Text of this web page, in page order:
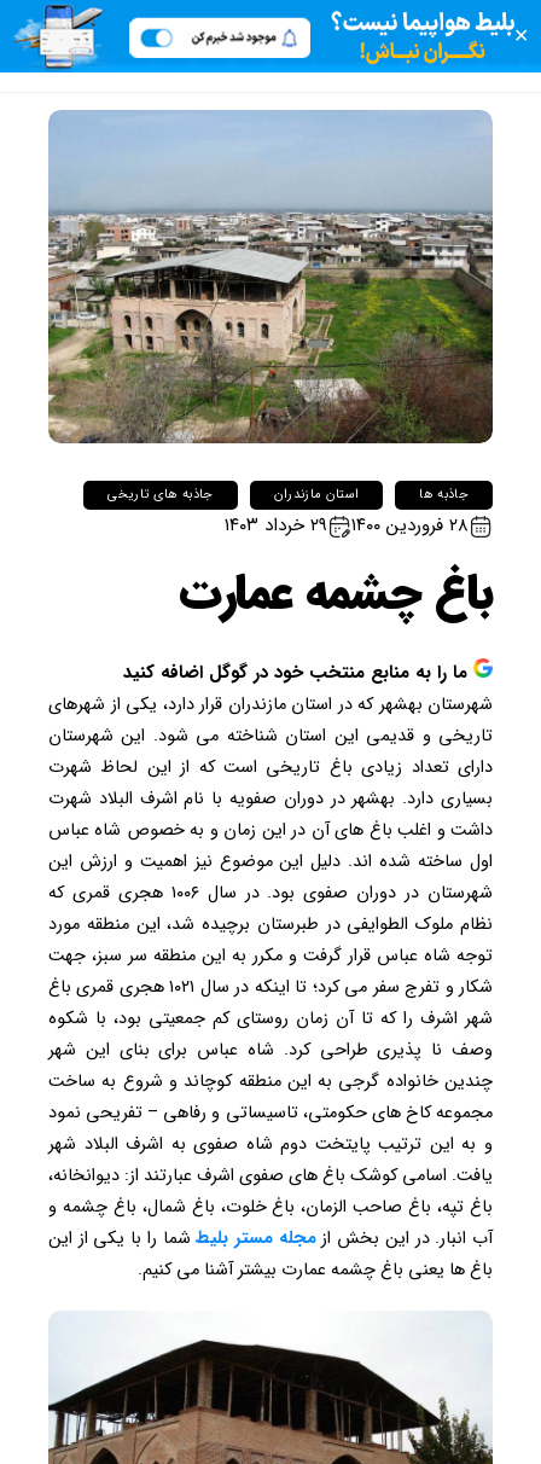
✕
جاذبه ها استان مازندران جاذبه های تاریخی
۲۸ فروردین ۱۴۰۰ ۲۹ خرداد ۱۴۰۳
باغ چشمه عمارت
ما را به منابع منتخب خود در گوگل اضافه کنید
شهرستان بهشهر که در استان مازندران قرار دارد، یکی از شهرهای
تاریخی و قدیمی این استان شناخته می شود. این شهرستان
دارای تعداد زیادی باغ تاریخی است که از این لحاظ شهرت
بسیاری دارد. بهشهر در دوران صفویه با نام اشرف البلاد شهرت
داشت و اغلب باغ های آن در این زمان و به خصوص شاه عباس
اول ساخته شده اند. دلیل این موضوع نیز اهمیت و ارزش این
شهرستان در دوران صفوی بود. در سال ۱۰۰۶ هجری قمری که
نظام ملوک الطوایفی در طبرستان برچیده شد، این منطقه مورد
توجه شاه عباس قرار گرفت و مکرر به این منطقه سر سبز، جهت
شکار و تفرج سفر می کرد؛ تا اینکه در سال ۱۰۲۱ هجری قمری باغ
شهر اشرف را که تا آن زمان روستای کم جمعیتی بود، با شکوه
وصف نا پذیری طراحی کرد. شاه عباس برای بنای این شهر
چندین خانواده گرجی به این منطقه کوچاند و شروع به ساخت
مجموعه کاخ های حکومتی، تاسیساتی و رفاهی – تفریحی نمود
و به این ترتیب پایتخت دوم شاه صفوی به اشرف البلاد شهر
یافت. اسامی کوشک باغ های صفوی اشرف عبارتند از: دیوانخانه،
باغ تپه، باغ صاحب الزمان، باغ خلوت، باغ شمال، باغ چشمه و
آب انبار. در این بخش ازمجله مستر بلیطشما را با یکی از این
باغ ها یعنی باغ چشمه عمارت بیشتر آشنا می کنیم.